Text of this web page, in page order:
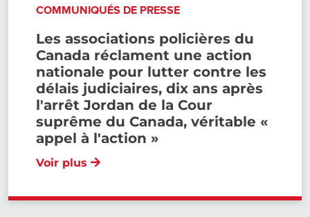
COMMUNIQUÉS DE PRESSE
Les associations policières du
Canada réclament une action
nationale pour lutter contre les
délais judiciaires, dix ans après
l'arrêt Jordan de la Cour
suprême du Canada, véritable «
appel à l'action »
Voir plus